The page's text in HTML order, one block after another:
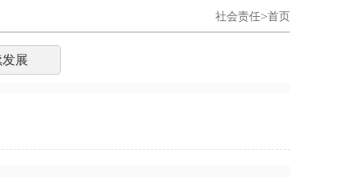
首页
>
社会责任
展